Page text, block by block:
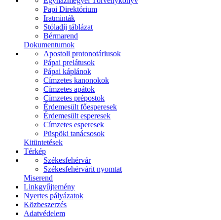
Papi Direktórium
Iratminták
Stóladíj táblázat
Bérmarend
Dokumentumok
Apostoli protonotáriusok
Pápai prelátusok
Pápai káplánok
Címzetes kanonokok
Címzetes apátok
Címzetes prépostok
Érdemesült főesperesek
Érdemesült esperesek
Címzetes esperesek
Püspöki tanácsosok
Kitüntetések
Térkép
Székesfehérvár
Székesfehérvárit nyomtat
Miserend
Linkgyűjtemény
Nyertes pályázatok
Közbeszerzés
Adatvédelem